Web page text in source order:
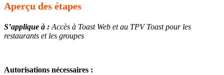
Aperçu des étapes
S’applique à : Accès à Toast Web et au TPV Toast pour les
restaurants et les groupes
Autorisations nécessaires :